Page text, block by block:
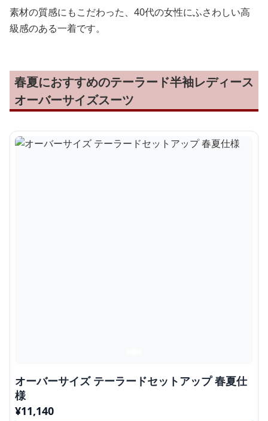
素材の質感にもこだわった、40代の女性にふさわしい高
級感のある一着です。
春夏におすすめのテーラード半袖レディース
オーバーサイズスーツ
オーバーサイズ テーラードセットアップ 春夏仕
様
¥11,140